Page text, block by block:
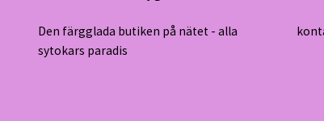
Den färgglada butiken på nätet - alla
sytokars paradis